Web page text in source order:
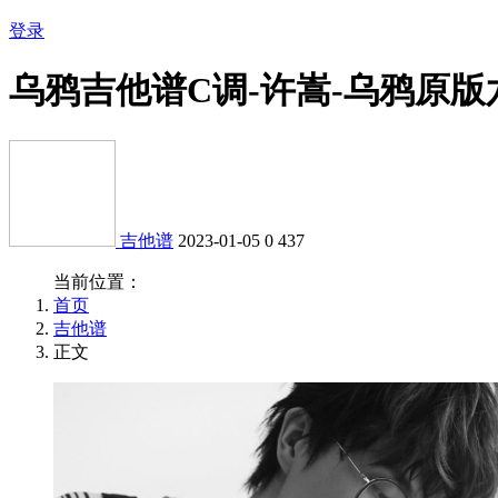
登录
乌鸦吉他谱C调-许嵩-乌鸦原版
吉他谱 2023-01-05 0 437
当前位置：
首页
吉他谱
正文